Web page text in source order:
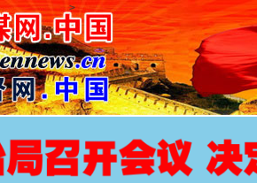
>